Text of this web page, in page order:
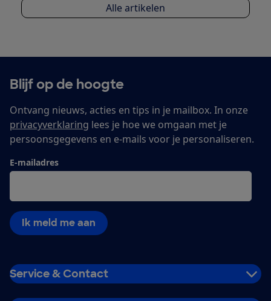
Alle artikelen
Blijf op de hoogte
Ontvang nieuws, acties en tips in je mailbox. In onze
privacyverklaring lees je hoe we omgaan met je
persoonsgegevens en e-mails voor je personaliseren.
E-mailadres
Ik meld me aan
Service & Contact